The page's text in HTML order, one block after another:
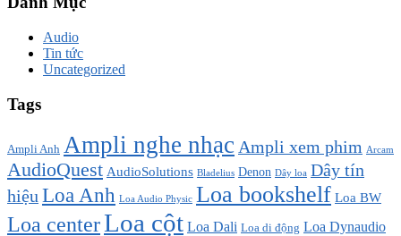
Audio
Tin tức
Uncategorized
Tags
Ampli Anh Ampli nghe nhạc Ampli xem phim Arcam
AudioQuest AudioSolutions Bladelius Denon Dây loa Dây tín
hiệu Loa Anh Loa Audio Physic Loa bookshelf Loa BW
Loa centerLoa cột Loa Dali Loa di động Loa Dynaudio